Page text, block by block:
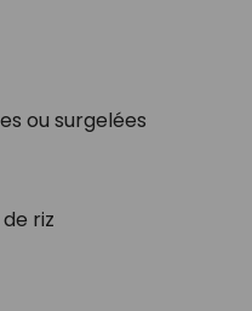
ou surgelées
riz